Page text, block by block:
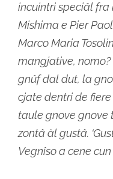
incuintri speciâl fra
Mishima e Pier
Marco Maria
mangjative,
gnûf dal dut, la
cjate dentri de
taule gnove gnove
zontâ àl gustâ.
Vegnîso a cene cun